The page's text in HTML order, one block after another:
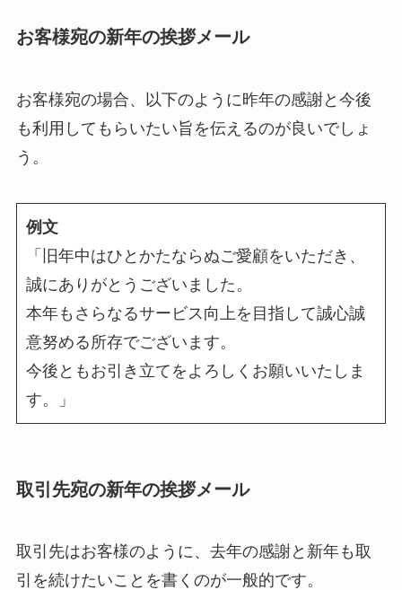
お客様宛の新年の挨拶メール
お客様宛の場合、以下のように昨年の感謝と今後
も利用してもらいたい旨を伝えるのが良いでしょ
う。
例文
「旧年中はひとかたならぬご愛顧をいただき、
誠にありがとうございました。
本年もさらなるサービス向上を目指して誠心誠
意努める所存でございます。
今後ともお引き立てをよろしくお願いいたしま
す。」
取引先宛の新年の挨拶メール
取引先はお客様のように、去年の感謝と新年も取
引を続けたいことを書くのが一般的です。